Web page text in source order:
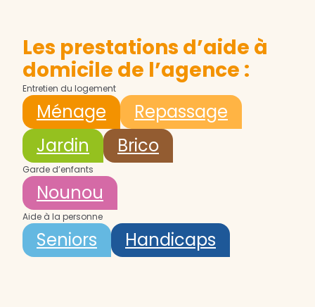
Les prestations d’aide à
domicile de l’agence :
Entretien du logement
Ménage
Repassage
Jardin
Brico
Garde d’enfants
Nounou
Aide à la personne
Seniors Handicaps